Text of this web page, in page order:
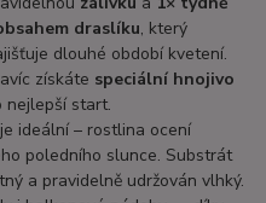
draslíku, který
dlouhé období kvetení.
získáte speciální hnojivo
nejlepší start.
ideální – rostlina ocení
poledního slunce. Substrát
a pravidelně udržován vlhký.